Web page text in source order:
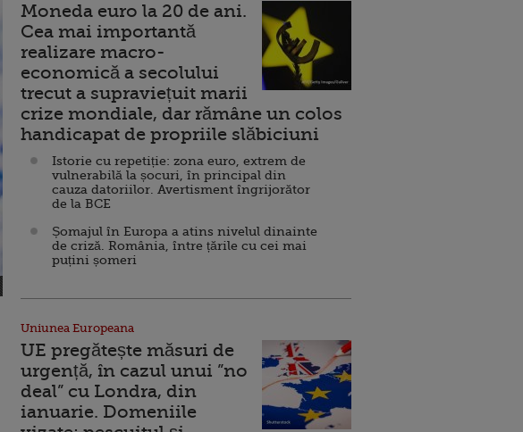
Moneda euro la 20 de ani.
Cea mai importantă
realizare macro-
economică a secolului
trecut a supraviețuit marii
crize mondiale, dar rămâne un colos
handicapat de propriile slăbiciuni
Istorie cu repetiție: zona euro, extrem de
vulnerabilă la șocuri, în principal din
cauza datoriilor. Avertisment îngrijorător
de la BCE
Șomajul în Europa a atins nivelul dinainte
de criză. România, între țările cu cei mai
puțini șomeri
Uniunea Europeana
UE pregătește măsuri de
urgență, în cazul unui ”no
deal” cu Londra, din
ianuarie. Domeniile